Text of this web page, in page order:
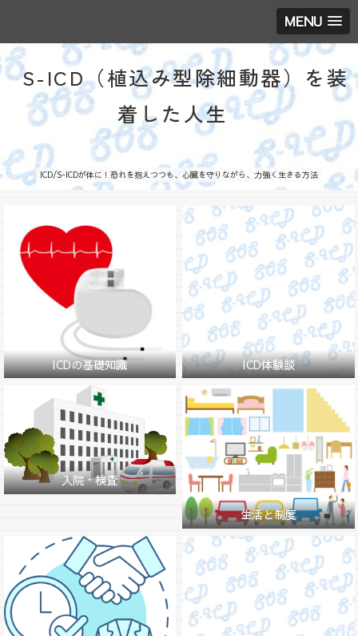
MENU
S-ICD（植込み型除細動器）を装
着した人生
ICD/S-ICDが体に！恐れを抱えつつも、心臓を守りながら、力強く生きる方法
ICDの基礎知識 ICD体験談
入院・検査
生活と制度